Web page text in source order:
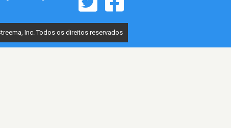
Inc. Todos os direitos reservados